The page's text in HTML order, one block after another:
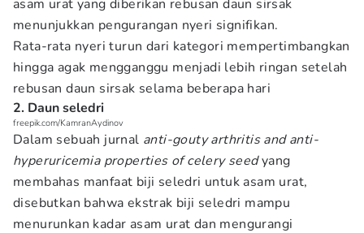
asam urat yang diberikan rebusan daun sirsak
menunjukkan pengurangan nyeri signifikan.
Rata-rata nyeri turun dari kategori mempertimbangkan
hingga agak mengganggu menjadi lebih ringan setelah
rebusan daun sirsak selama beberapa hari
2. Daun seledri
freepik.com/KamranAydinov
Dalam sebuah jurnal anti-gouty arthritis and anti-
hyperuricemia properties of celery seedyang
membahas manfaat biji seledri untuk asam urat,
disebutkan bahwa ekstrak biji seledri mampu
menurunkan kadar asam urat dan mengurangi